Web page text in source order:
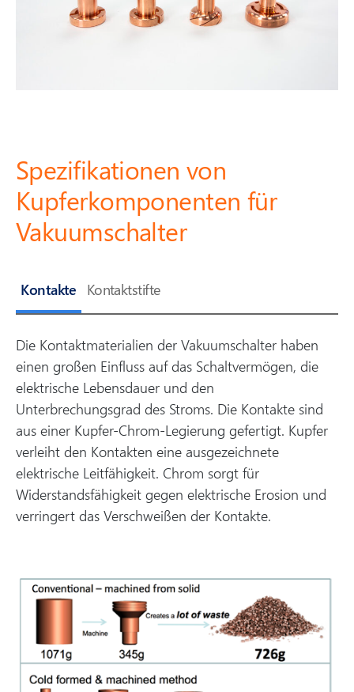
Spezifikationen von
Kupferkomponenten für
Vakuumschalter
Kontakte Kontaktstifte
Die Kontaktmaterialien der Vakuumschalter haben
einen großen Einfluss auf das Schaltvermögen, die
elektrische Lebensdauer und den
Unterbrechungsgrad des Stroms. Die Kontakte sind
aus einer Kupfer-Chrom-Legierung gefertigt. Kupfer
verleiht den Kontakten eine ausgezeichnete
elektrische Leitfähigkeit. Chrom sorgt für
Widerstandsfähigkeit gegen elektrische Erosion und
verringert das Verschweißen der Kontakte.